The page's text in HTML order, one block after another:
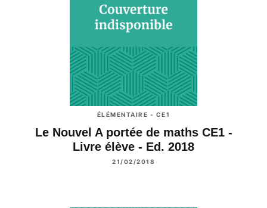
ÉLÉMENTAIRE - CE1
Le Nouvel A portée de maths CE1 -
Livre élève - Ed. 2018
21/02/2018